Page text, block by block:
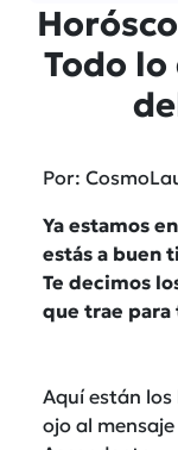
Todo
Por:
Ya estamos
estás a buen
Te decimos
que trae para
Aquí están los
ojo al